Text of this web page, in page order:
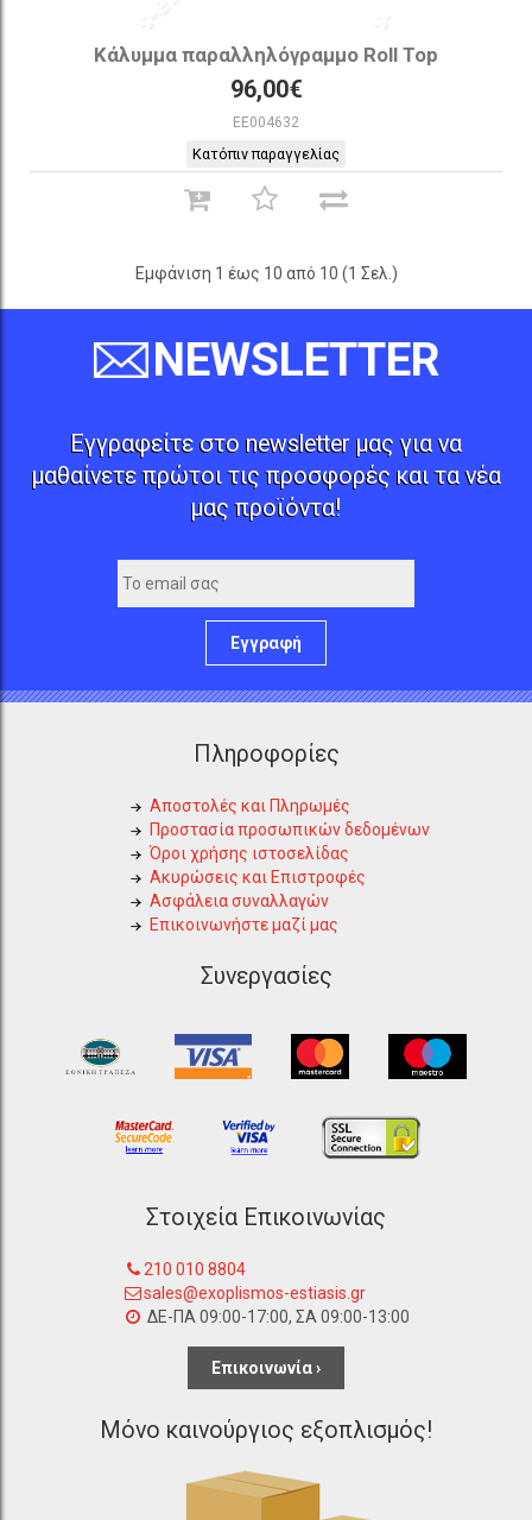
Κάλυμμα παραλληλόγραμμο Roll Top
96,00€
EE004632
Κατόπιν παραγγελίας
Εμφάνιση 1 έως 10 από 10 (1 Σελ.)
NEWSLETTER
Εγγραφείτε στο newsletter μας για να
μαθαίνετε πρώτοι τις προσφορές και τα νέα
μας προϊόντα!
Εγγραφή
Πληροφορίες
Αποστολές και Πληρωμές
Προστασία προσωπικών δεδομένων
Όροι χρήσης ιστοσελίδας
Ακυρώσεις και Επιστροφές
Ασφάλεια συναλλαγών
Επικοινωνήστε μαζί μας
Συνεργασίες
Στοιχεία Επικοινωνίας
210 010 8804
sales@exoplismos-estiasis.gr
ΔΕ-ΠΑ 09:00-17:00, ΣΑ 09:00-13:00
Επικοινωνία ›
Μόνο καινούργιος εξοπλισμός!